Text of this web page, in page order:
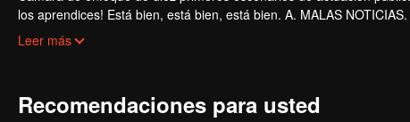
los aprendices! Está bien, está bien, está bien. A. MALAS
Súper. Amor verdadero. Bajo el camino de la luna.
Leer más
Recomendaciones para usted